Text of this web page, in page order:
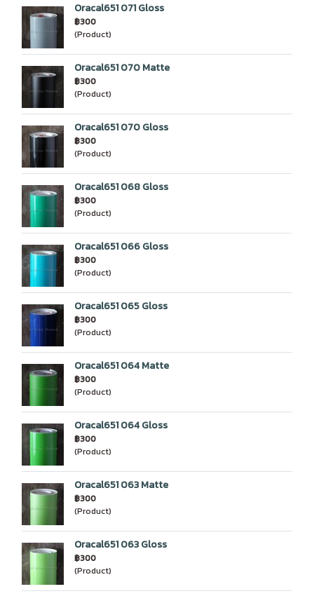
Oracal651 071 Gloss
฿300
(Product)
Oracal651 070 Matte
฿300
(Product)
Oracal651 070 Gloss
฿300
(Product)
Oracal651 068 Gloss
฿300
(Product)
Oracal651 066 Gloss
฿300
(Product)
Oracal651 065 Gloss
฿300
(Product)
Oracal651 064 Matte
฿300
(Product)
Oracal651 064 Gloss
฿300
(Product)
Oracal651 063 Matte
฿300
(Product)
Oracal651 063 Gloss
฿300
(Product)